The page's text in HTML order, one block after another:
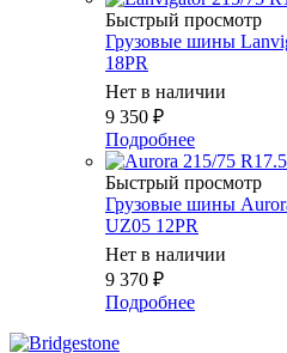
Быстрый просмотр
Грузовые шины
18PR
Нет в наличии
9 350 ₽
Подробнее
Быстрый просмотр
Грузовые шины
UZ05 12PR
Нет в наличии
9 370 ₽
Подробнее